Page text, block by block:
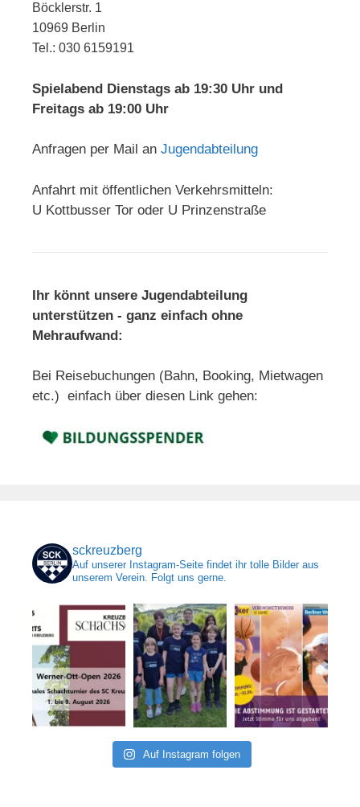
Böcklerstr. 1
10969 Berlin
Tel.: 030 6159191
Spielabend Dienstags ab 19:30 Uhr und
Freitags ab 19:00 Uhr
Anfragen per Mail an Jugendabteilung
Anfahrt mit öffentlichen Verkehrsmitteln:
U Kottbusser Tor oder U Prinzenstraße
Ihr könnt unsere Jugendabteilung
unterstützen - ganz einfach ohne
Mehraufwand:
Bei Reisebuchungen (Bahn, Booking, Mietwagen
etc.) einfach über diesen Link gehen:
sckreuzberg
Auf unserer Instagram-Seite findet ihr tolle Bilder aus
unserem Verein. Folgt uns gerne.
Auf Instagram folgen